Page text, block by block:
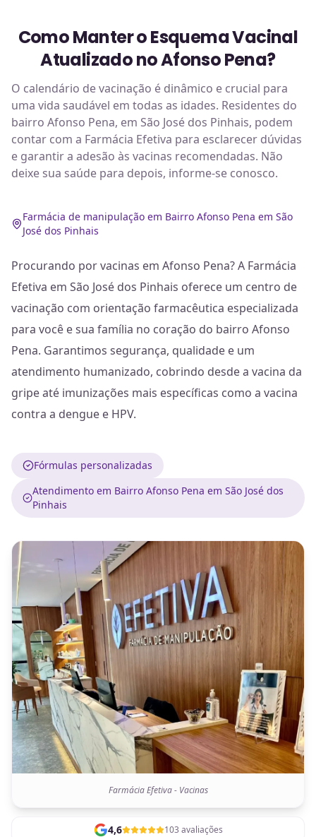
Como Manter o Esquema Vacinal
Atualizado no Afonso Pena?
O calendário de vacinação é dinâmico e crucial para
uma vida saudável em todas as idades. Residentes do
bairro Afonso Pena, em São José dos Pinhais, podem
contar com a Farmácia Efetiva para esclarecer dúvidas
e garantir a adesão às vacinas recomendadas. Não
deixe sua saúde para depois, informe-se conosco.
Farmácia de manipulação em Bairro Afonso Pena em São
José dos Pinhais
Procurando por vacinas em Afonso Pena? A Farmácia
Efetiva em São José dos Pinhais oferece um centro de
vacinação com orientação farmacêutica especializada
para você e sua família no coração do bairro Afonso
Pena. Garantimos segurança, qualidade e um
atendimento humanizado, cobrindo desde a vacina da
gripe até imunizações mais específicas como a vacina
contra a dengue e HPV.
Fórmulas personalizadas
Atendimento em Bairro Afonso Pena em São José dos
Pinhais
Farmácia Efetiva - Vacinas
4,6 103 avaliações